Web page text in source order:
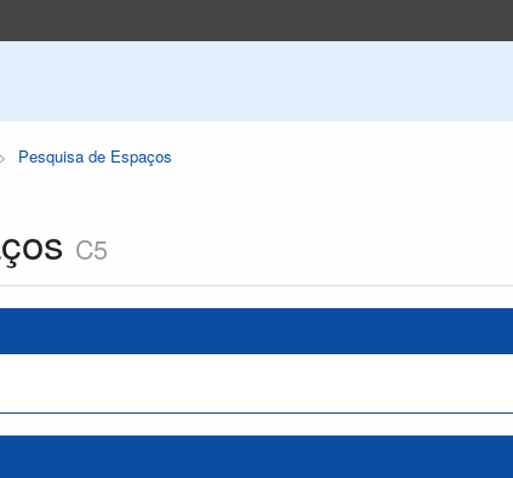
Pesquisa de Espaços
C5